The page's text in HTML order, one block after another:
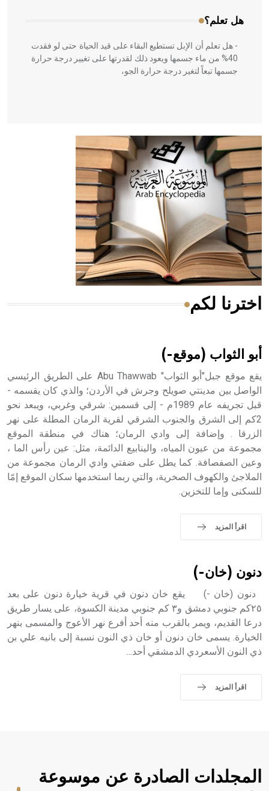
هل تعلم؟
- هل تعلم أن الإبل تستطيع البقاء على قيد الحياة حتى لو فقدت
40% من ماء جسمها ويعود ذلك لقدرتها على تغيير درجة حرارة
جسمها تبعاً لتغير درجة حرارة الجو،
- هل تعلم أن أبقراط كتب في الطب أربعة مؤلفات هي:
الحكم، الأدلة، تنظيم التغذية، ورسالته في جروح الرأس. ويعود
له الفضل بأنه حرر الطب من الدين والفلسفة.
- هل تعلم أن المرجان إفراز حيواني يتكون في البحر ويتركب
من مادة كربونات الكلسيوم، وهو أحمر أو شديد الحمرة وهو
أجود أنواعه، ويمتاز بكبر الحجم ويسمى الش
هل تعلم أن الأبسيد كلمة فرنسية اللفظ تم اعتمادها مصطلحاً
- هل تعلم أن أبجر Abgar اسم معروف جيداً يعود إلى عدد من
الملوك الذين حكموا مدينة إديسا (الرها) من أبجر الأول وحتى
التاسع، وهم ينتسبون إلى أسرة أوسروين
حيث تقتصر القيمة الصوتية للعلامة الك
اخترنا لكم
أبو الثواب (موقع-)
يقع موقع جبل"أبو الثواب" Abu Thawwab على الطريق الرئيسي
الواصل بين مدينتي صويلح وجرش في الأردن؛ والذي كان يقسمه -
قبل تجريفه عام 1989م - إلى قسمين: شرقي وغربي، ويبعد نحو
2كم إلى الشرق والجنوب الشرقي لقرية الرمان المطلة على نهر
الزرقا . وإضافة إلى وادي الرمان؛ هناك في منطقة الموقع
مجموعة من عيون المياه، والينابيع الدائمة، مثل: عين رأس الما ،
وعين الصفصافة. كما يطل على ضفتي وادي الرمان مجموعة من
الملاجئ والكهوف الصخرية، والتي ربما استخدمها سكان الموقع إمّا
للسكنى وإما للتخزين.
اقرأ المزيد
دنون (خان-)
دنون (خان -) يقع خان دنون في قرية خيارة دنون على بعد
٢٥كم جنوبي دمشق و٣ كم جنوبي مدينة الكسوة، على يسار طريق
درعا القديم، ويمر بالقرب منه أحد أفرع نهر الأعوج والمسمى بنهر
الخيارة. يسمى خان دنون أو خان ذي النون نسبة إلى بانيه علي بن
ذي النون الأسعردي الدمشقي أحد...
اقرأ المزيد
المجلدات الصادرة عن موسوعة